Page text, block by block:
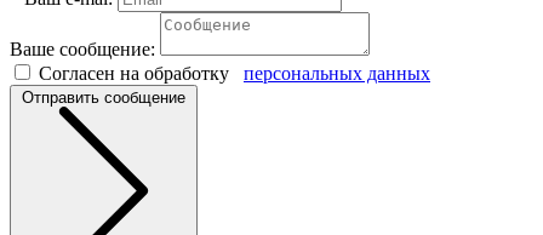
Ваше сообщение:
Согласен на обработку
персональных данных
Отправить сообщение